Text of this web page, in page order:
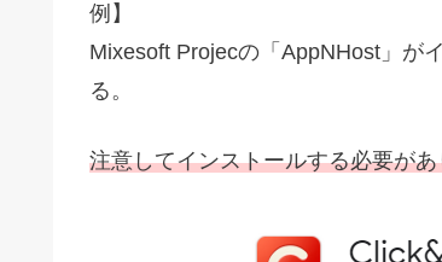
例】
Mixesoft Projecの「AppNHost」が
る。
注意してインストールする必要が